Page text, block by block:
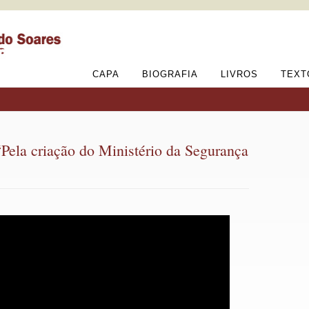
CAPA BIOGRAFIA LIVROS
criação do Ministério da Segurança